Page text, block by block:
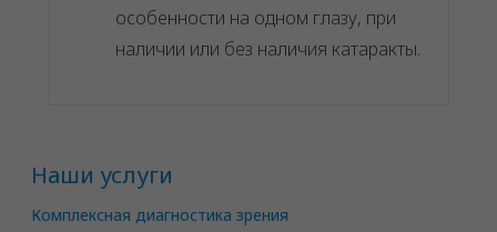
особенности на одном глазу, при
наличии или без наличия катаракты.
Наши услуги
Комплексная диагностика зрения